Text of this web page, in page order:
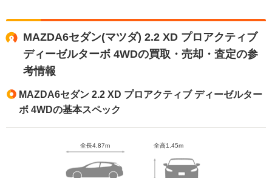
MAZDA6セダン(マツダ) 2.2 XD プロアクティブ
ディーゼルターボ 4WDの買取・売却・査定の参
考情報
MAZDA6セダン 2.2 XD プロアクティブ ディーゼルター
ボ 4WDの基本スペック
全長4.87m 全高1.45m